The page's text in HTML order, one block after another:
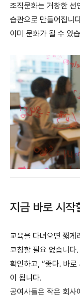
조직문화는 거창한 선
습관으로 만들어집니
이미 문화가 될 수 있
지금 바로 시작
교육을 다녀오면 짧게
코칭할 필요 없습니다
확인하고, “좋다. 바로
이 됩니다.
공여사들은 작은 회사